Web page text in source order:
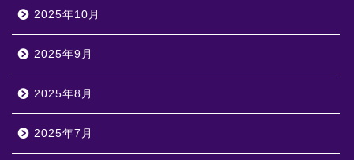
2025年10月
2025年9月
2025年8月
2025年7月